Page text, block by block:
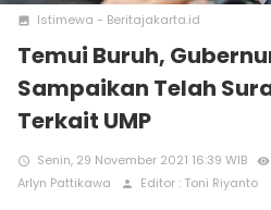
photo Istimewa - Beritajakarta.id
Temui Buruh,
Sampaikan Telah
Terkait UMP
access_time Senin, 29 November 2021 16:39 WIB remove_red_eye
Arlyn Pattikawa
person Editor : Toni Riyanto